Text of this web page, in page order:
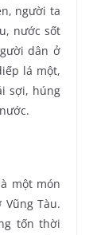
người ta
nước sốt
dân ở
lá một,
sợi, húng
một món
Tàu.
tốn thời